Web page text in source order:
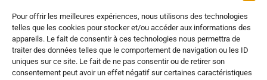
Pour offrir les meilleures expériences, nous utilisons des technologies
telles que les cookies pour stocker et/ou accéder aux informations des
appareils. Le fait de consentir à ces technologies nous permettra de
traiter des données telles que le comportement de navigation ou les ID
uniques sur ce site. Le fait de ne pas consentir ou de retirer son
consentement peut avoir un effet négatif sur certaines caractéristiques